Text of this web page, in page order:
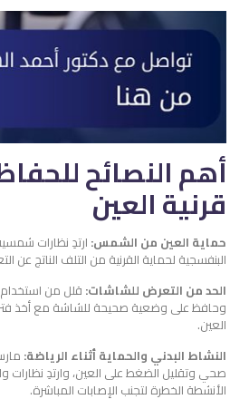
أهم النصائح
قرنية العين
حماية العين من الشمس: ارتدِ نظارات
البنفسجية لحماية القرنية من التلف الناتج عن
الحد من التعرض للشاشات: قلل من استخدام
وحافظ على وضعية صحيحة للشاشة مع أخذ
العين.
النشاط البدني والحماية أثناء الرياضة:
صحي وتقليل الضغط على العين، وارتدِ نظارات
الأنشطة الخطرة لتجنب الإصابات المباشرة.